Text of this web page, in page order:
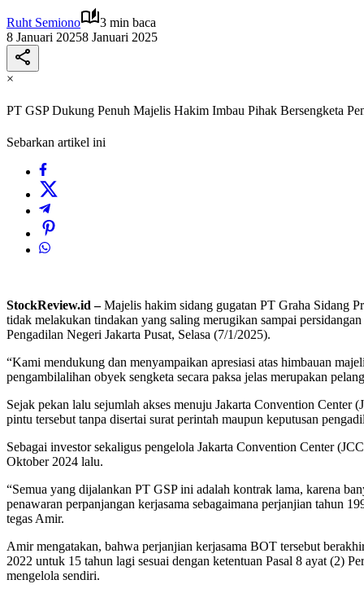
Ruht Semiono
3 min baca
8 Januari 20258 Januari 2025
×
PT GSP Dukung Penuh Majelis Hakim Imbau Pihak Bersengketa
Sebarkan artikel ini
StockReview.id –Majelis hakim sidang gugatan PT Graha Sidang
tidak melakukan tindakan yang saling merugikan sampai
Pengadilan Negeri Jakarta Pusat, Selasa (7/1/2025).
“Kami mendukung dan menyampaikan apresiasi atas himbauan
pengambilalihan obyek sengketa secara paksa jelas merupakan
Sejak pekan lalu sejumlah akses menuju Jakarta Convention
pintu tersebut tanpa disertai surat perintah maupun keputusan
Sebagai investor sekaligus pengelola Jakarta Convention Center
Oktober 2024 lalu.
“Semua yang dijalankan PT GSP ini adalah kontrak lama, karena
penawaran perpanjangan kerjasama sebagaimana perjanjian tahun
tegas Amir.
Amir mengatakan, bahwa perjanjian kerjasama BOT tersebut
2022 untuk 15 tahun lagi sesuai dengan ketentuan Pasal 8 ayat (2)
mengelola sendiri.